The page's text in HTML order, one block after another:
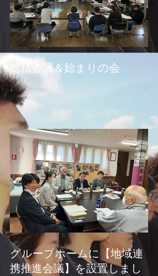
総括会議＆始まりの会
グループホームに【地域連
携推進会議】を設置しまし